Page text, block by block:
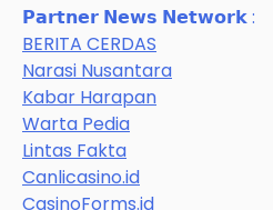
𝗣𝗮𝗿𝘁𝗻𝗲𝗿 𝗡𝗲𝘄𝘀 𝗡𝗲𝘁𝘄𝗼𝗿𝗸 :
BERITA CERDAS
Narasi Nusantara
Kabar Harapan
Warta Pedia
Lintas Fakta
Canlicasino.id
CasinoForms.id